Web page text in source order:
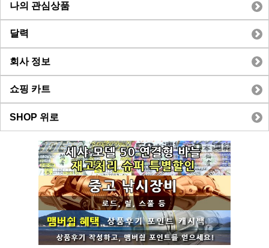
나의 관심상품
달력
회사 정보
쇼핑 카트
SHOP 위로